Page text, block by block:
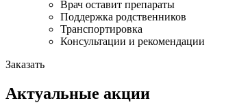
Врач оставит препараты
Поддержка родственников
Транспортировка
Консультации и рекомендации
Заказать
Актуальные акции